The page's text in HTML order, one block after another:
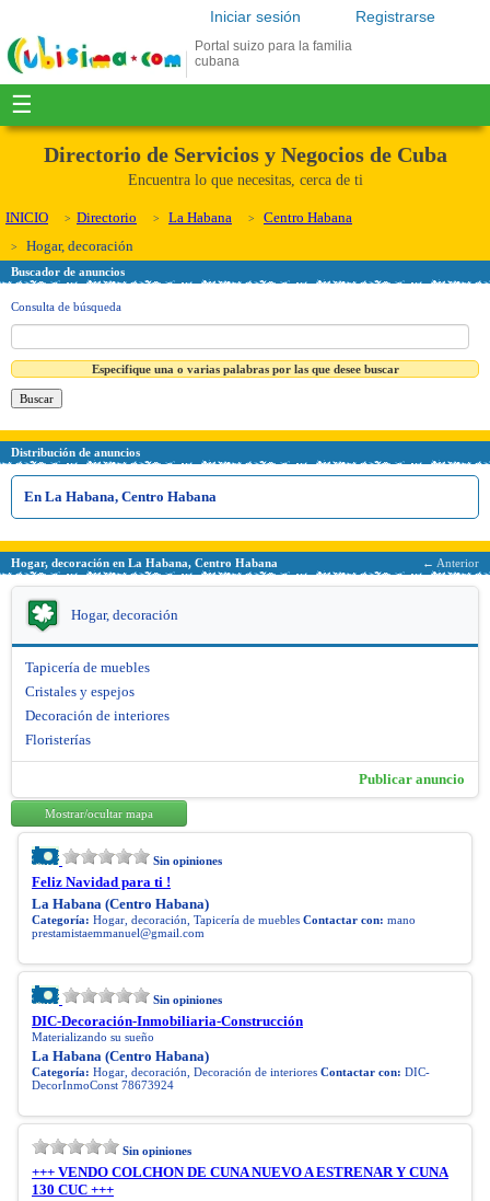
Registrarse
Iniciar sesión
Portal suizo para la familia
cubana
☰
Directorio de Servicios y Negocios de Cuba
Encuentra lo que necesitas, cerca de ti
INICIO Directorio La Habana
Centro Habana
Hogar, decoración
Buscador de anuncios
Consulta de búsqueda
Especifique una o varias palabras por las que desee buscar
Distribución de anuncios
En La Habana, Centro Habana
Hogar, decoración en La Habana, Centro Habana ← Anterior
Hogar, decoración
Tapicería de muebles
Cristales y espejos
Decoración de interiores
Floristerías
Publicar anuncio
Mostrar/ocultar mapa
Sin opiniones
Feliz Navidad para ti !
La Habana (Centro Habana)
Categoría: Hogar, decoración, Tapicería de muebles Contactar con: mano
prestamistaemmanuel@gmail.com
Sin opiniones
DIC-Decoración-Inmobiliaria-Construcción
Materializando su sueño
La Habana (Centro Habana)
Categoría: Hogar, decoración, Decoración de interiores Contactar con: DIC-
DecorInmoConst 78673924
Sin opiniones
+++ VENDO COLCHON DE CUNA NUEVO A ESTRENAR Y CUNA
130 CUC +++